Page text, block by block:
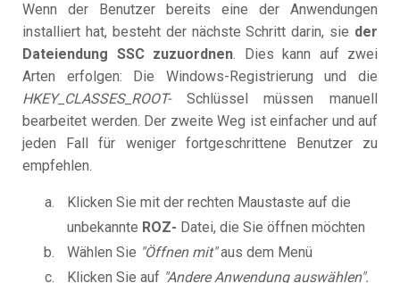
Wenn der Benutzer bereits eine der Anwendungen
installiert hat, besteht der nächste Schritt darin, sie der
Dateiendung SSC zuzuordnen. Dies kann auf zwei
Arten erfolgen: Die Windows-Registrierung und die
HKEY_CLASSES_ROOT-Schlüssel müssen manuell
bearbeitet werden. Der zweite Weg ist einfacher und auf
jeden Fall für weniger fortgeschrittene Benutzer zu
empfehlen.
Klicken Sie mit der rechten Maustaste auf die
unbekannte ROZ- Datei, die Sie öffnen möchten
Wählen Sie "Öffnen mit"aus dem Menü
Klicken Sie auf "Andere Anwendung auswählen".